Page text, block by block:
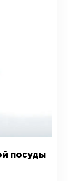
посуды